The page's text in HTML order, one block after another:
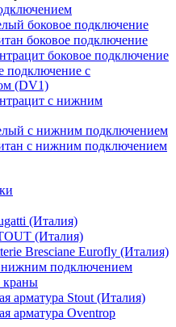
боковое подключение
боковое подключение
боковое подключение
подключение с
(DV1)
с нижним
с нижним подключением
с нижним подключением
(Италия)
(Италия)
Bresciane Eurofly (Италия)
нижним подключением
краны
арматура Stout (Италия)
арматура Oventrop